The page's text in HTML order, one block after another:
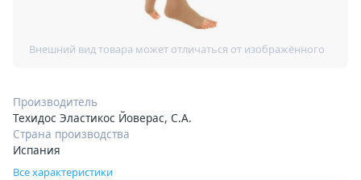
Производитель
Техидос Эластикос Йоверас, С.А.
Страна производства
Испания
Все характеристики